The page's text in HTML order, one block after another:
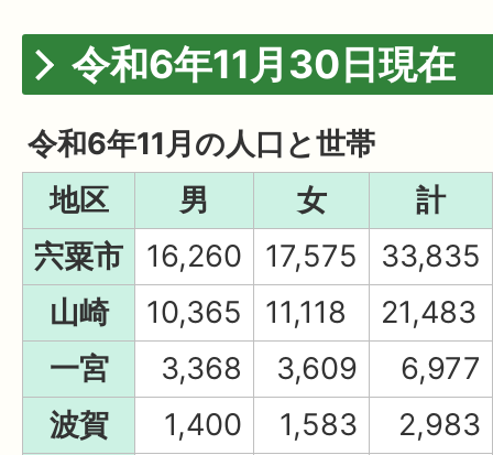
令和6年11月30日現在
令和6年11月の人口と世帯
地区
男 女
計
宍粟市
16,260 17,575
33,835
山崎
10,365 11,118
21,483
一宮
3,368 3,609
6,977
波賀
1,400 1,583
2,983